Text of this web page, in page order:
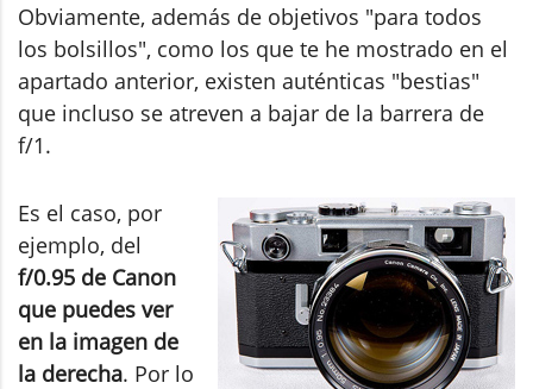
Obviamente, además de objetivos "para todos
los bolsillos", como los que te he mostrado en el
apartado anterior, existen auténticas "bestias"
que incluso se atreven a bajar de la barrera de
f/1.
Es el caso, por
ejemplo, del
f/0.95 de Canon
que puedes ver
en la imagen de
la derecha. Por lo